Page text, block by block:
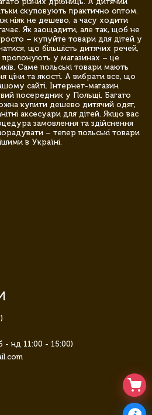
скуповують практично оптом.
ніяк не дешево, а часу ходити
Як заощадити, але так, щоб не
– купуйте товари для дітей у
що більшість дитячих речей,
пропонують у магазинах – це
Саме польські товари мають
ціни та якості. А вибрати все, що
сайті. Інтернет-магазин
посередник у Польщі. Багато
купити дешево дитячий одяг,
аксесуари для дітей. Якщо вас
замовлення та здійснення
– тепер польські товари
в Україні.
- нд 11:00 - 15:00)